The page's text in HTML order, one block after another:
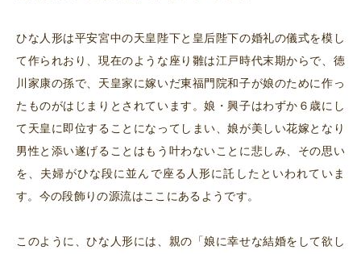
ひな人形は平安宮中の天皇陛下と皇后陛下の婚礼の儀式を模し
て作られおり、現在のような座り雛は江戸時代末期からで、徳
川家康の孫で、天皇家に嫁いだ東福門院和子が娘のために作っ
たものがはじまりとされています。娘・興子はわずか６歳にし
て天皇に即位することになってしまい、娘が美しい花嫁となり
男性と添い遂げることはもう叶わないことに悲しみ、その思い
を、夫婦がひな段に並んで座る人形に託したといわれていま
す。今の段飾りの源流はここにあるようです。
このように、ひな人形には、親の「娘に幸せな結婚をして欲し